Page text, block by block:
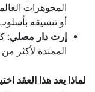
المجوهرات
أو تنسيقه
إرث دار مصلي:
الممتدة لأكثر
لماذا يعد هذا العقد